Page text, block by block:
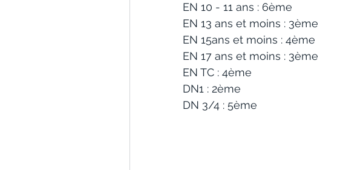
EN 10 - 11 ans : 6ème
EN 13 ans et moins : 3ème
EN 15ans et moins : 4ème
EN 17 ans et moins : 3ème
EN TC : 4ème
DN1 : 2ème
DN 3/4 : 5ème